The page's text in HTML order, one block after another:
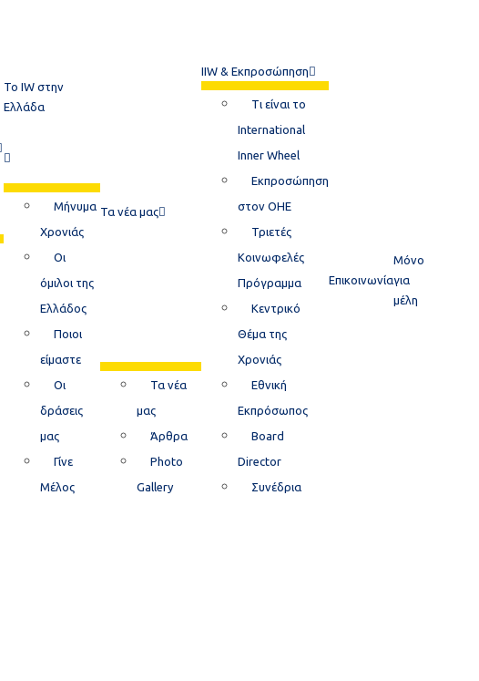
Το ΙW στην
Ελλάδα
Μήνυμα
Χρονιάς
Οι
όμιλοι της
Ελλάδος
Ποιοι
είμαστε
Οι
δράσεις
μας
Γίνε
Μέλος
Τα νέα μας
Τα νέα
μας
Άρθρα
Photo
Gallery
IIW & Εκπροσώπηση
Tι είναι το
International
Inner Wheel​
Εκπροσώπηση
στον ΟΗΕ
Τριετές
Κοινωφελές
Πρόγραμμα
Κεντρικό
Θέμα της
Xρονιάς​
Εθνική
Εκπρόσωπος
Board
Director
Συνέδρια
Επικοινωνία
Μόνο
για
μέλη